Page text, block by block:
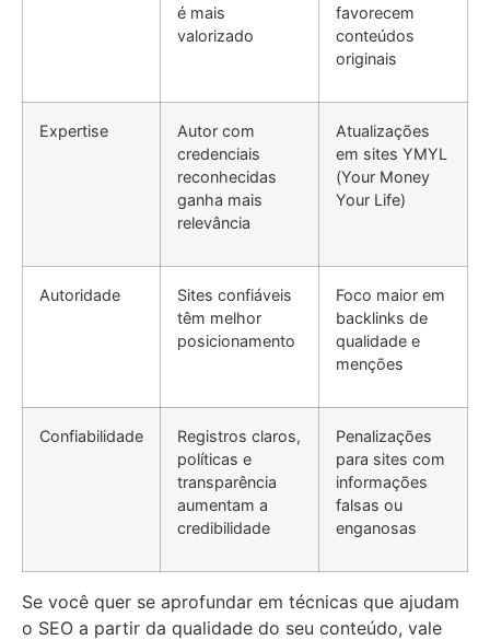
é mais
valorizado
favorecem
conteúdos
originais
Expertise
Autor com
credenciais
reconhecidas
ganha mais
relevância
Atualizações
em sites YMYL
(Your Money
Your Life)
Autoridade
Sites confiáveis
têm melhor
posicionamento
Foco maior em
backlinks de
qualidade e
menções
Confiabilidade
Registros claros,
políticas e
transparência
aumentam a
credibilidade
Penalizações
para sites com
informações
falsas ou
enganosas
Se você quer se aprofundar em técnicas que ajudam
o SEO a partir da qualidade do seu conteúdo, vale